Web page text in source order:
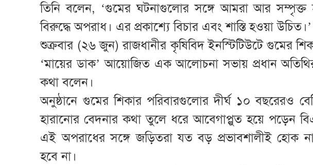
তিনি বলেন, ‘গুমের ঘটনাগুলোর সঙ্গে আমরা আর সম্পৃক্ত
বিরুদ্ধে অপরাধ। এর প্রকাশ্যে বিচার এবং শাস্তি হওয়া উচিত।’
শুক্রবার (২৬ জুন) রাজধানীর কৃষিবিদ ইনস্টিটিউটে গুমের
‘মায়ের ডাক’ আয়োজিত এক আলোচনা সভায় প্রধান
কথা বলেন।
অনুষ্ঠানে গুমের শিকার পরিবারগুলোর দীর্ঘ ১০ বছরেরও
হারানোর বেদনার কথা তুলে ধরে আবেগাপ্লুত হয়ে পড়েন
এই অপরাধের সঙ্গে জড়িতরা যত বড় প্রভাবশালীই হোক
হবে না।